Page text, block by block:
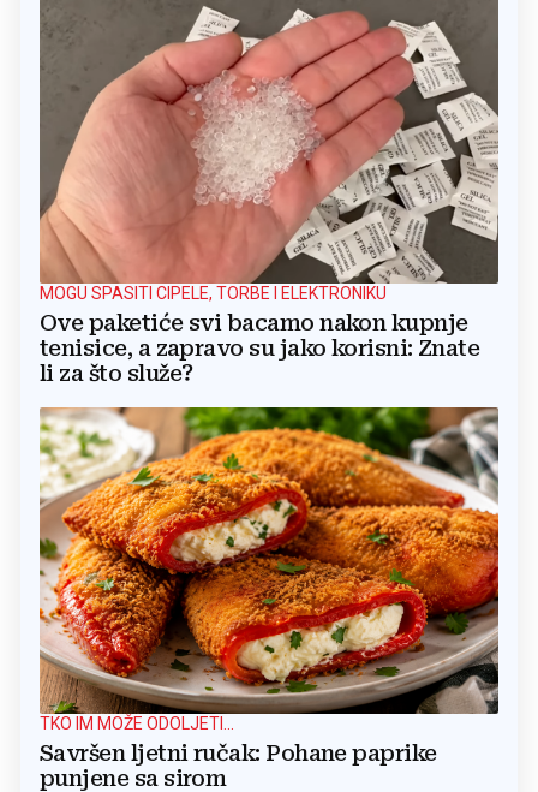
MOGU SPASITI CIPELE, TORBE I ELEKTRONIKU
Ove paketiće svi bacamo nakon kupnje
tenisice, a zapravo su jako korisni: Znate
li za što služe?
TKO IM MOŽE ODOLJETI...
Savršen ljetni ručak: Pohane paprike
punjene sa sirom